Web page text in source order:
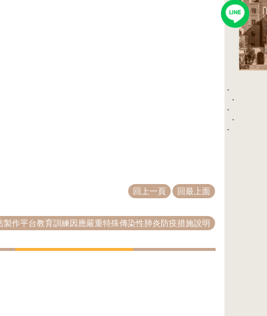
回上一頁 回最上面
作平台教育訓練因應嚴重特殊傳染性肺炎防疫措施說明